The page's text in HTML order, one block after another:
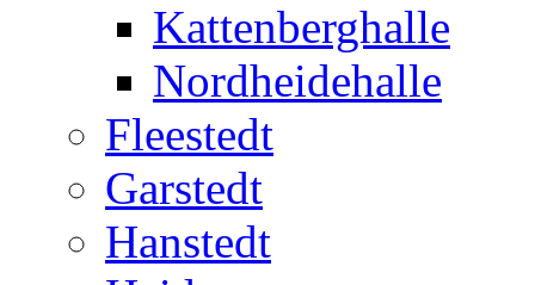
Kattenberghalle
Nordheidehalle
Fleestedt
Garstedt
Hanstedt